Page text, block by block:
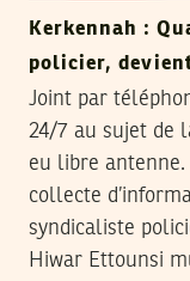
Kerkennah :
policier,
Joint par
24/7 au sujet de
eu libre antenne.
collecte
syndicaliste
Hiwar Ettounsi